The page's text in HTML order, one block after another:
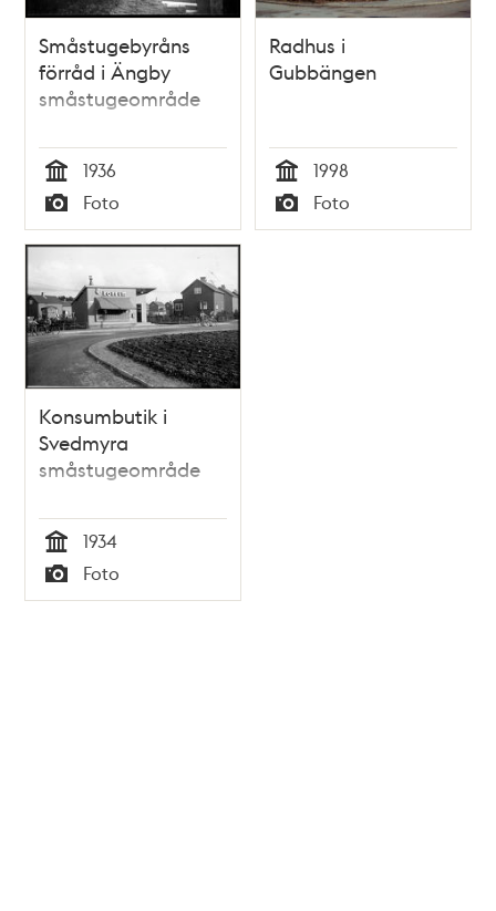
Småstugebyråns
förråd i Ängby
småstugeområde
Tid
1936
Typ
Foto
Radhus i
Gubbängen
Tid
1998
Typ
Foto
Konsumbutik i
Svedmyra
småstugeområde
Tid
1934
Typ
Foto